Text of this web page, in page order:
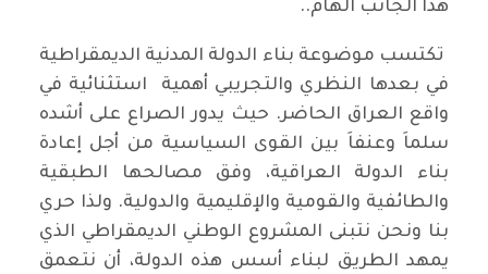
هذا الجانب الهام..
تكتسب موضوعة بناء الدولة المدنية الديمقراطية
في بعدها النظري والتجريبي أهمية استثنائية في
واقع العراق الحاضر. حيث يدور الصراع على أشده
سلماَ وعنفاَ بين القوى السياسية من أجل إعادة
بناء الدولة العراقية، وفق مصالحها الطبقية
والطائفية والقومية والإقليمية والدولية. ولذا حري
بنا ونحن نتبنى المشروع الوطني الديمقراطي الذي
يمهد الطريق لبناء أسس هذه الدولة، أن نتعمق